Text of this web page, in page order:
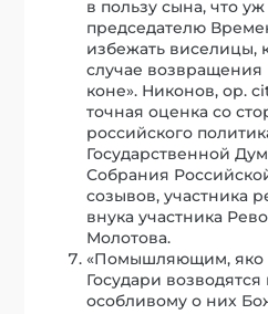
в пользу сына, что
председателю
избежать виселицы,
случае
коне». Никонов, op.
точная оценка со
российского
Государственной
Собрания
созывов, участника
внука участника
Молотова.
«Помышляющим, яко
Государи
особливому о них